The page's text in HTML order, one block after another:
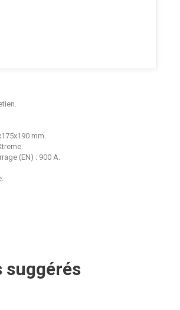
mm.
(EN) : 900 A.
suggérés